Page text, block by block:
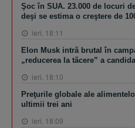
Şoc în SUA. 23.000 de locuri
deşi se estima o creştere de
ieri, 18:11
Elon Musk intră brutal în
„reducerea la tăcere” a
ieri, 18:10
Preţurile globale ale
ultimii trei ani
ieri, 18:09